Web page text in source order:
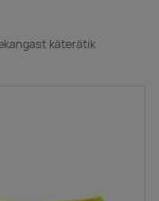
käterätik